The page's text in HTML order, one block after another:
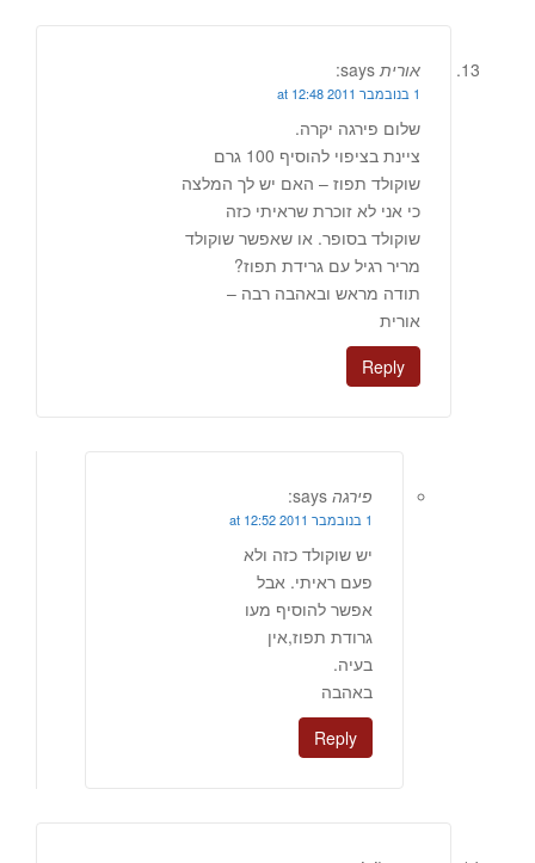
אורית says:
1 בנובמבר 2011 at 12:48
שלום פירגה יקרה.
ציינת בציפוי להוסיף 100 גרם
שוקולד תפוז – האם יש לך המלצה
כי אני לא זוכרת שראיתי כזה
שוקולד בסופר. או שאפשר שוקולד
מריר רגיל עם גרידת תפוז?
תודה מראש ובאהבה רבה –
אורית
Reply
פירגה says:
1 בנובמבר 2011 at 12:52
יש שוקולד כזה ולא
פעם ראיתי. אבל
אפשר להוסיף מעו
גרודת תפוז,אין
בעיה.
באהבה
Reply